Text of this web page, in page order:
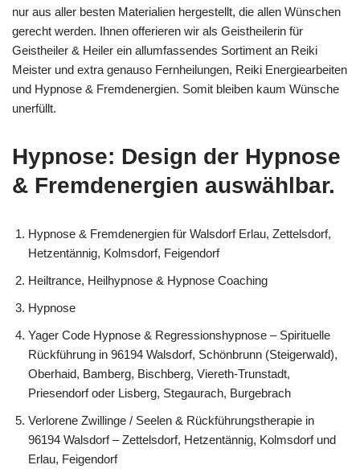
nur aus aller besten Materialien hergestellt, die allen Wünschen
gerecht werden. Ihnen offerieren wir als Geistheilerin für
Geistheiler & Heiler ein allumfassendes Sortiment an Reiki
Meister und extra genauso Fernheilungen, Reiki Energiearbeiten
und Hypnose & Fremdenergien. Somit bleiben kaum Wünsche
unerfüllt.
Hypnose: Design der Hypnose
& Fremdenergien auswählbar.
Hypnose & Fremdenergien für Walsdorf Erlau, Zettelsdorf,
Hetzentännig, Kolmsdorf, Feigendorf
Heiltrance, Heilhypnose & Hypnose Coaching
Hypnose
Yager Code Hypnose & Regressionshypnose – Spirituelle
Rückführung in 96194 Walsdorf, Schönbrunn (Steigerwald),
Oberhaid, Bamberg, Bischberg, Viereth-Trunstadt,
Priesendorf oder Lisberg, Stegaurach, Burgebrach
Verlorene Zwillinge / Seelen & Rückführungstherapie in
96194 Walsdorf – Zettelsdorf, Hetzentännig, Kolmsdorf und
Erlau, Feigendorf